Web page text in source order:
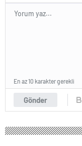
Gönder
En az 10 karakter gerekli